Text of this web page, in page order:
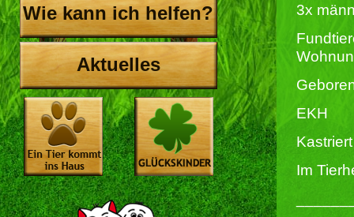
Wie kann ich helfen?
Aktuelles
3x
EKH
Im